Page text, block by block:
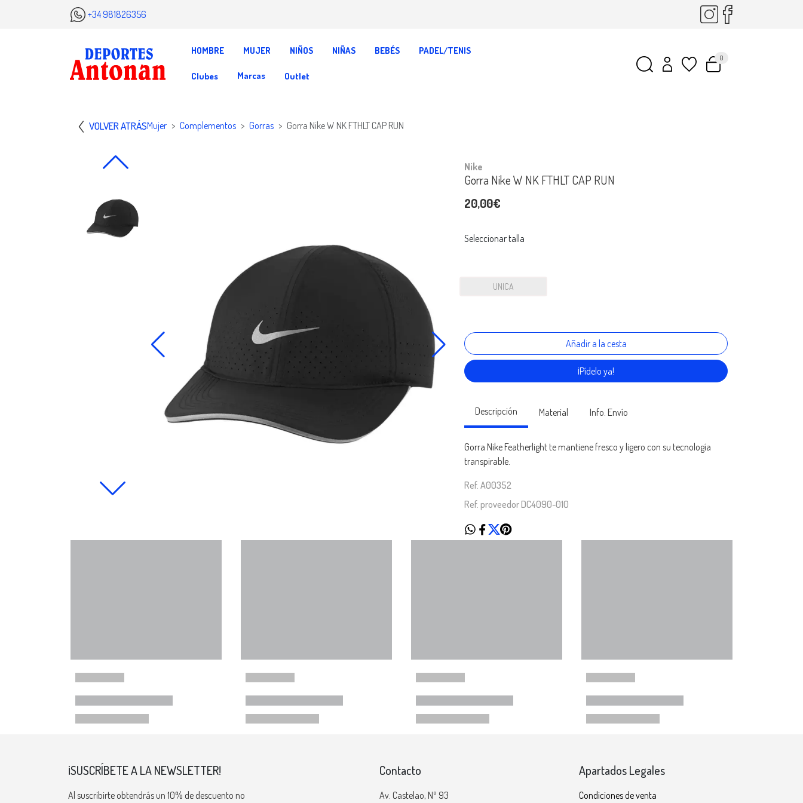
+34 981826356
HOMBRE MUJER NIÑOS NIÑAS BEBÉS PADEL/TENIS
Clubes Marcas Outlet
0
VOLVER ATRÁSMujer Complementos Gorras Gorra Nike W NK FTHLT CAP RUN
Nike
Gorra Nike W NK FTHLT CAP RUN
20,00€
Seleccionar talla
UNICA
¡Pídelo ya!
Descripción Material Info. Envío
Gorra Nike Featherlight te mantiene fresco y ligero con su tecnología
transpirable.
Ref. A00352
Ref. proveedor DC4090-010
¡SUSCRÍBETE A LA NEWSLETTER!
Al suscribirte obtendrás un 10% de descuento no
Contacto
Av. Castelao, Nº 93
Apartados Legales
Condiciones de venta